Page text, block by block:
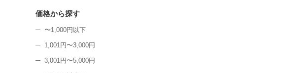
価格から探す
〜1,000円以下
1,001円〜3,000円
3,001円〜5,000円